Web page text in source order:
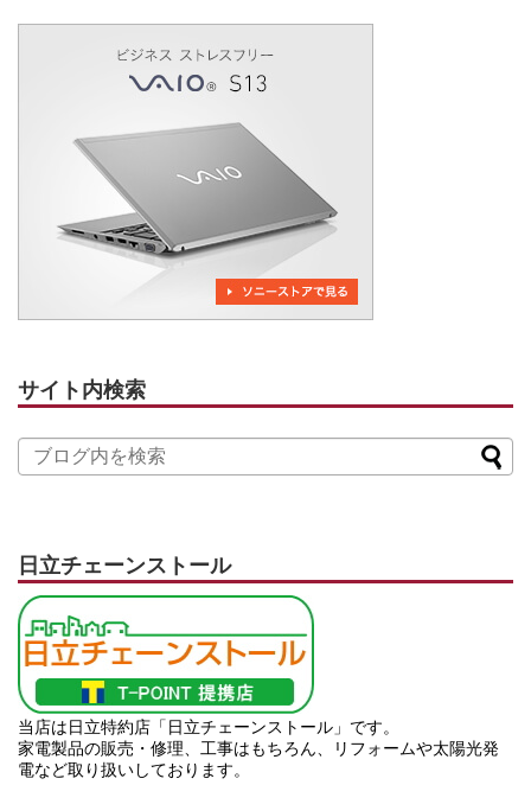
サイト内検索
日立チェーンストール
当店は日立特約店「日立チェーンストール」です。
家電製品の販売・修理、工事はもちろん、リフォームや太陽光発
電など取り扱いしております。